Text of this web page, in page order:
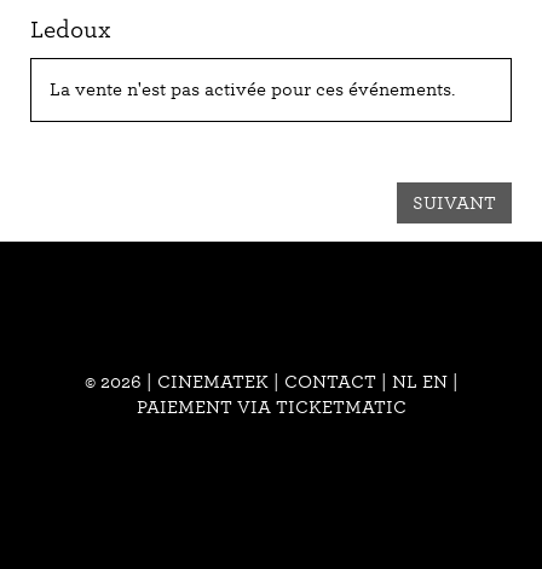
Ledoux
La vente n'est pas activée pour ces événements.
SUIVANT
© 2026 | CINEMATEK | CONTACT| NL EN
PAIEMENT VIA TICKETMATIC